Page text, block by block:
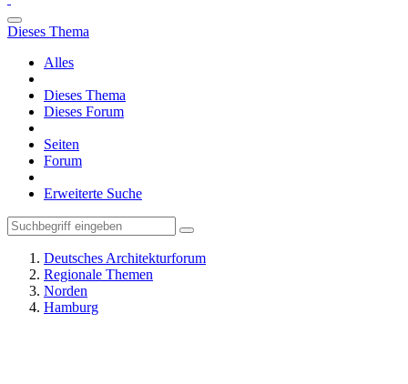
Dieses Thema
Alles
Dieses Thema
Dieses Forum
Seiten
Forum
Erweiterte Suche
Deutsches Architekturforum
Regionale Themen
Norden
Hamburg